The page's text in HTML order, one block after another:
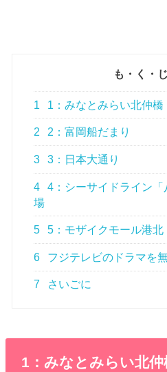
も・く・じ
1 1：みなとみらい北仲橋
2 2：富岡船だまり
3 3：日本大通り
4
4：シーサイドライン
場
5 5：モザイクモール港北
6 フジテレビのドラマを
7 さいごに
1：みなとみらい北仲